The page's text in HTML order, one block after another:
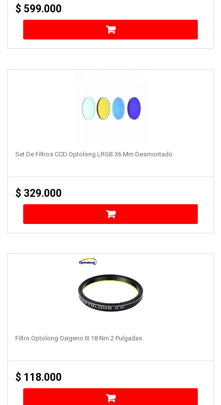
$ 599.000
Set De Filtros CCD Optolong LRGB 36 Mm Desmontado
$ 329.000
Filtro Optolong Oxigeno III 18 Nm 2 Pulgadas
$ 118.000